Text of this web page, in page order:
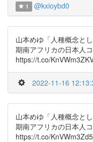
1 @kxioybd0
山本めゆ「人種概念と
期南アフリカの日本人
https://t.co/
2022-11-16
山本めゆ「人種概念と
期南アフリカの日本人
https://t.co/